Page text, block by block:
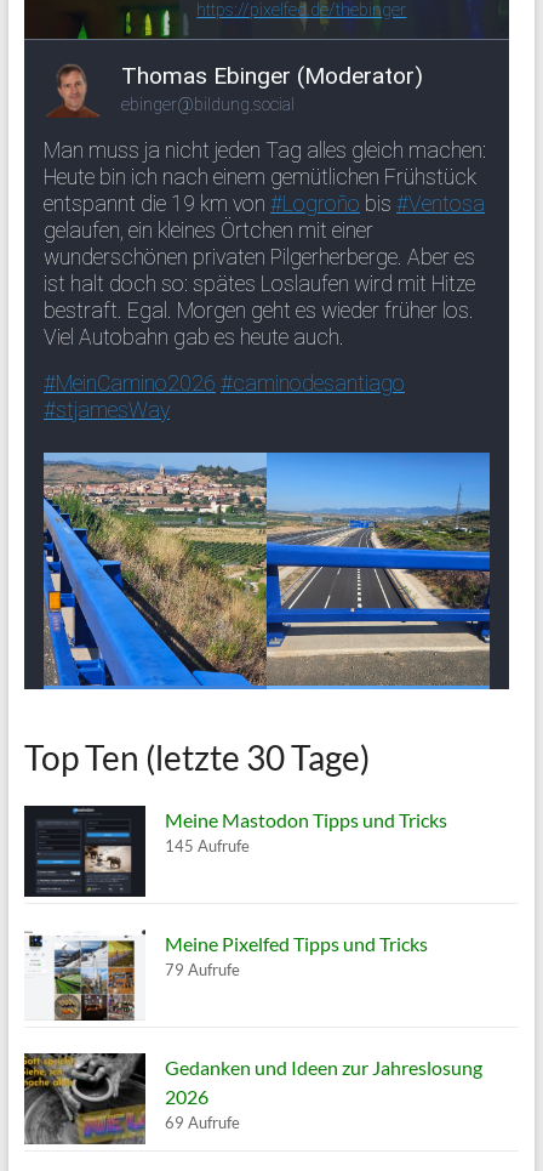
Top Ten (letzte 30 Tage)
Meine Mastodon Tipps und Tricks
145 Aufrufe
Meine Pixelfed Tipps und Tricks
79 Aufrufe
Gedanken und Ideen zur Jahreslosung
2026
69 Aufrufe